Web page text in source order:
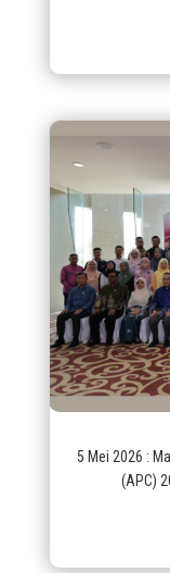
5 Mei 2026 :
(APC)